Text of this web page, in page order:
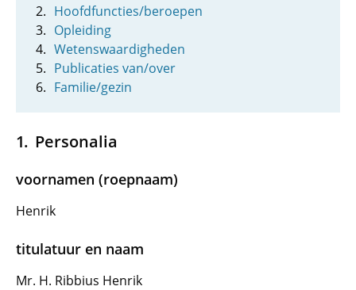
Hoofdfuncties/beroepen
Opleiding
Wetenswaardigheden
Publicaties van/over
Familie/gezin
Personalia
voornamen (roepnaam)
Henrik
titulatuur en naam
Mr. H. Ribbius Henrik